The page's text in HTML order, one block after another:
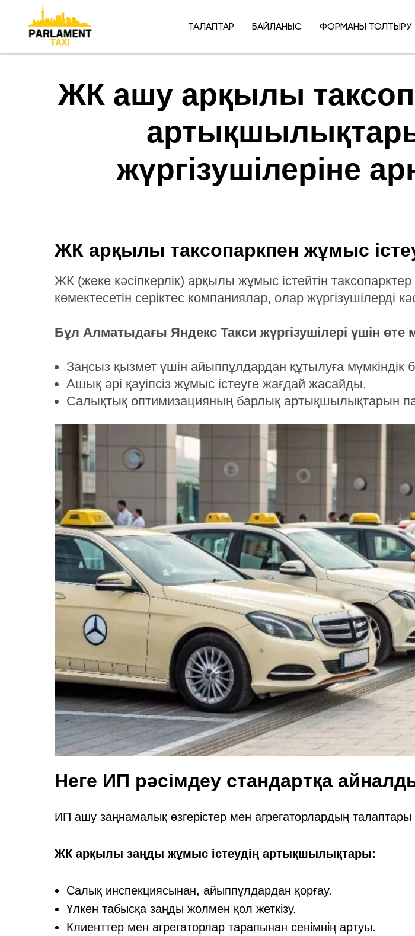
ТАЛАПТАР БАЙЛАНЫС ФОРМАНЫ ТОЛТЫРУ
ЖК ашу арқылы
жүргізушілеріне
ЖК арқылы таксопаркпен жұмыс
ЖК (жеке кәсіпкерлік) арқылы жұмыс істейтін
көмектесетін серіктес компаниялар, олар жүргізушілерді
Бұл Алматыдағы Яндекс Такси жүргізушілері үшін өте
Заңсыз қызмет үшін айыппұлдардан құтылуға мүмкіндік
Ашық әрі қауіпсіз жұмыс істеуге жағдай жасайды.
Салықтық оптимизацияның барлық артықшылықтарын
Неге ИП рәсімдеу стандартқа
ИП ашу заңнамалық өзгерістер мен агрегаторлардың
ЖК арқылы заңды жұмыс істеудің артықшылықтары:
Салық инспекциясынан, айыппұлдардан қорғау.
Үлкен табысқа заңды жолмен қол жеткізу.
Клиенттер мен агрегаторлар тарапынан сенімнің артуы.